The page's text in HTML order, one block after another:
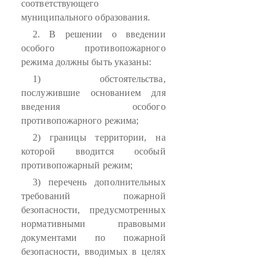
соответствующего
муниципального образования.
2. В решении о введении
особого противопожарного
режима должны быть указаны:
1) обстоятельства,
послужившие основанием для
введения особого
противопожарного режима;
2) границы территории, на
которой вводится особый
противопожарный режим;
3) перечень дополнительных
требований пожарной
безопасности, предусмотренных
нормативными правовыми
документами по пожарной
безопасности, вводимых в целях